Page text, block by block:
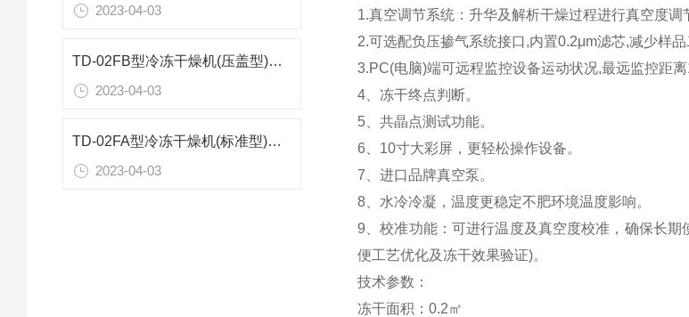
2023-04-03
TD-02FB型冷冻干燥机(压盖型)技术参数
2023-04-03
TD-02FA型冷冻干燥机(标准型)技术参数
2023-04-03
1.真空调节系统：升华及解析干燥过程进行真空度
2.可选配负压掺气系统接口,内置0.2μm滤芯,减少样
3.PC(电脑)端可远程监控设备运动状况,最远监控距
4、冻干终点判断。
5、共晶点测试功能。
6、10寸大彩屏，更轻松操作设备。
7、进口品牌真空泵。
8、水冷冷凝，温度更稳定不肥环境温度影响。
9、校准功能：可进行温度及真空度校准，确保长
便工艺优化及冻干效果验证)。
技术参数：
冻干面积：0.2㎡